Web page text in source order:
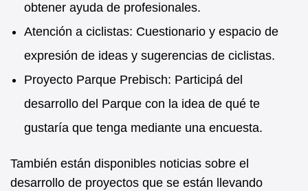
obtener ayuda de profesionales.
Atención a ciclistas: Cuestionario y espacio de
expresión de ideas y sugerencias de ciclistas.
Proyecto Parque Prebisch: Participá del
desarrollo del Parque con la idea de qué te
gustaría que tenga mediante una encuesta.
También están disponibles noticias sobre el
desarrollo de proyectos que se están llevando